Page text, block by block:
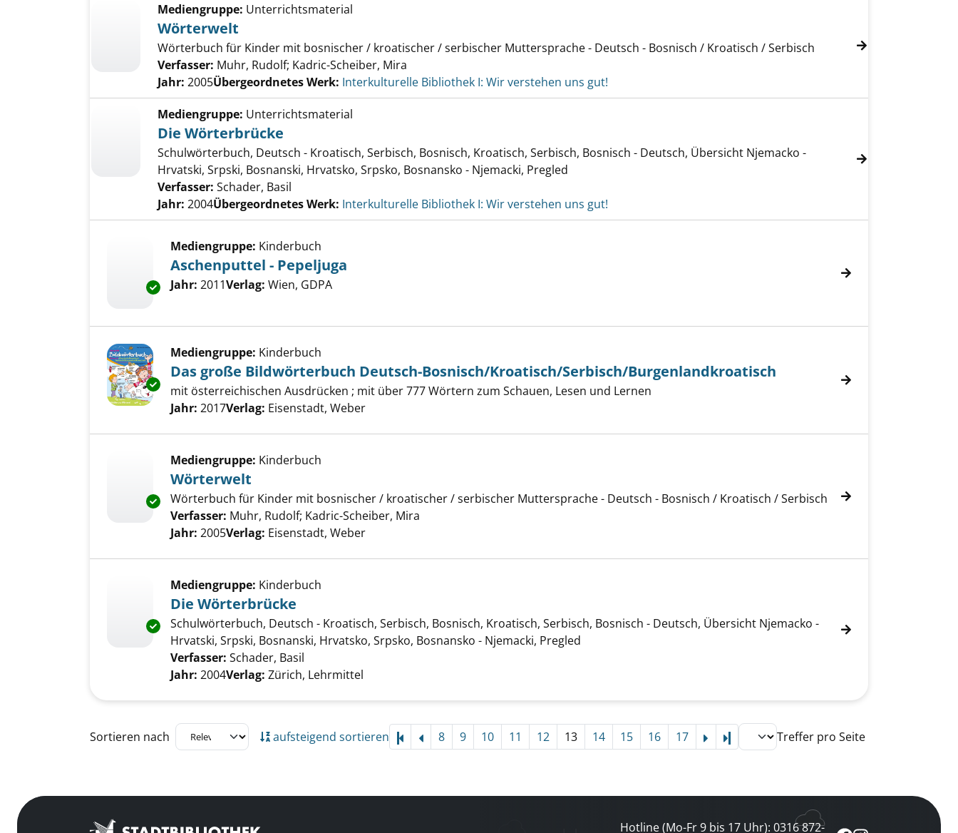
Mediengruppe: Unterrichtsmaterial
Wörterwelt
Wörterbuch für Kinder mit bosnischer / kroatischer / serbischer Muttersprache - Deutsch - Bosnisch / Kroatisch / Serbisch
Verfasser: Muhr, Rudolf; Kadric-Scheiber, Mira
Jahr: 2005Übergeordnetes Werk: Interkulturelle Bibliothek I: Wir verstehen uns gut!
Mediengruppe: Unterrichtsmaterial
Die Wörterbrücke
Schulwörterbuch, Deutsch - Kroatisch, Serbisch, Bosnisch, Kroatisch, Serbisch, Bosnisch - Deutsch, Übersicht Njemacko -
Hrvatski, Srpski, Bosnanski, Hrvatsko, Srpsko, Bosnansko - Njemacki, Pregled
Verfasser: Schader, Basil
Jahr: 2004Übergeordnetes Werk: Interkulturelle Bibliothek I: Wir verstehen uns gut!
Exemplar-Details von Aschenputtel - Pepeljuga anzeigen
Mediengruppe: Kinderbuch
Aschenputtel - Pepeljuga
Suche nach diesem Verfasser
Jahr: 2011Verlag: Wien, GDPA
Exemplar-Details von Das große Bildwörterbuch Deutsch-Bosnisch/Kroatisch/Serbisch/Burgenlandkroatisch anzeigen
Mediengruppe: Kinderbuch
Das große Bildwörterbuch Deutsch-Bosnisch/Kroatisch/Serbisch/Burgenlandkroatisch
mit österreichischen Ausdrücken ; mit über 777 Wörtern zum Schauen, Lesen und Lernen
Suche nach diesem Verfasser
Jahr: 2017Verlag: Eisenstadt, Weber
Exemplar-Details von Wörterwelt anzeigen
Mediengruppe: Kinderbuch
Wörterwelt
Wörterbuch für Kinder mit bosnischer / kroatischer / serbischer Muttersprache - Deutsch - Bosnisch / Kroatisch / Serbisch
Verfasser: Muhr, Rudolf; Kadric-Scheiber, Mira
Jahr: 2005Verlag: Eisenstadt, Weber
Exemplar-Details von Die Wörterbrücke anzeigen
Mediengruppe: Kinderbuch
Die Wörterbrücke
Schulwörterbuch, Deutsch - Kroatisch, Serbisch, Bosnisch, Kroatisch, Serbisch, Bosnisch - Deutsch, Übersicht Njemacko -
Hrvatski, Srpski, Bosnanski, Hrvatsko, Srpsko, Bosnansko - Njemacki, Pregled
Verfasser: Schader, Basil
Jahr: 2004Verlag: Zürich, Lehrmittel
Zu den Suchfiltern springen
Sortieren nach aufsteigend sortieren 8 9 10 11 12 13 14 15 16 17 Letzte SeiteTreffer pro Seite
Hotline (Mo-Fr 9 bis 17 Uhr): 0316 872-